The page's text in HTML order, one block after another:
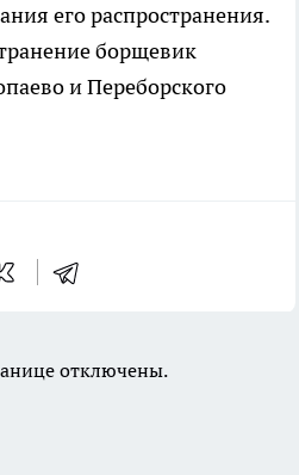
его распространения.
борщевик
и Переборского
отключены.